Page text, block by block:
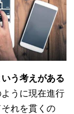
う考えがある
うに現在進行
れを貫くの